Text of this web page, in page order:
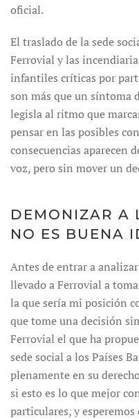
oficial.
El traslado de la sede
Ferrovial y las
infantiles críticas por
son más que un síntoma
legisla al ritmo que
pensar en las posibles
consecuencias aparecen
voz, pero sin mover un
DEMONIZAR A
NO ES BUENA
Antes de entrar a
llevado a Ferrovial a
la que sería mi posición
que tome una decisión
Ferrovial el que ha
sede social a los Países
plenamente en su
si esto es lo que mejor
particulares, y